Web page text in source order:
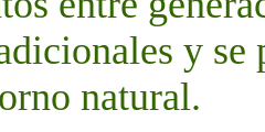
y se
natural.